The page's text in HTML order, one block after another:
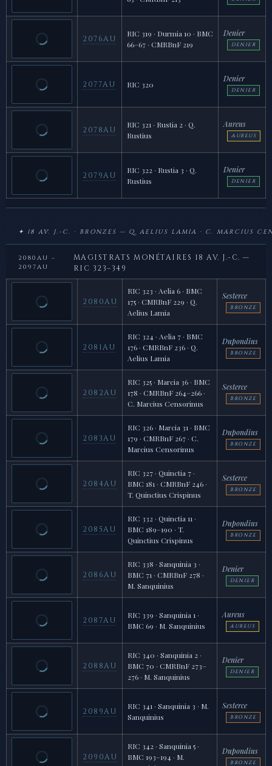
2076AU
RIC 319 · Durmia 10 · BMC
66–67 · CMRBnF 219
Denier
DENIER
2077AU RIC 320
Denier
DENIER
2078AU
RIC 321 · Rustia 2 · Q.
Rustius
Aureus
AUREUS
2079AU
RIC 322 · Rustia 3 · Q.
Rustius
Denier
DENIER
✦ 18 AV. J.-C. · BRONZES — Q. AELIUS LAMIA · C. MARCIUS
2080AU –
2097AU
MAGISTRATS MONÉTAIRES 18 AV. J.-C. —
RIC 323–349
2080AU
RIC 323 · Aelia 6 · BMC
175 · CMRBnF 229 · Q.
Aelius Lamia
Sesterce
BRONZE
2081AU
RIC 324 · Aelia 7 · BMC
176 · CMRBnF 236 · Q.
Aelius Lamia
Dupondius
BRONZE
2082AU
RIC 325 · Marcia 36 · BMC
178 · CMRBnF 264–266 ·
C. Marcius Censorinus
Sesterce
BRONZE
2083AU
RIC 326 · Marcia 31 · BMC
179 · CMRBnF 267 · C.
Marcius Censorinus
Dupondius
BRONZE
2084AU
RIC 327 · Quinctia 7 ·
BMC 181 · CMRBnF 246 ·
T. Quinctius Crispinus
Sesterce
BRONZE
2085AU
RIC 332 · Quinctia 11 ·
BMC 189–190 · T.
Quinctius Crispinus
Dupondius
BRONZE
2086AU
RIC 338 · Sanquinia 3 ·
BMC 71 · CMRBnF 278 ·
M. Sanquinius
Denier
DENIER
2087AU
RIC 339 · Sanquinia 1 ·
BMC 69 · M. Sanquinius
Aureus
AUREUS
2088AU
RIC 340 · Sanquinia 2 ·
BMC 70 · CMRBnF 273–
276 · M. Sanquinius
Denier
DENIER
2089AU
RIC 341 · Sanquinia 3 · M.
Sanquinius
Sesterce
BRONZE
2090AU
RIC 342 · Sanquinia 5 ·
BMC 193–194 · M.
Dupondius
BRONZE